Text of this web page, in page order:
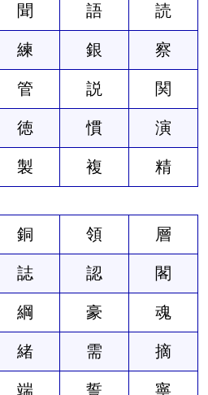
聞 語 読
練 銀 察
管 説 関
徳 慣 演
製 複 精
銅 領 層
誌 認 閣
綱 豪 魂
緒 需 摘
端 誓 寧